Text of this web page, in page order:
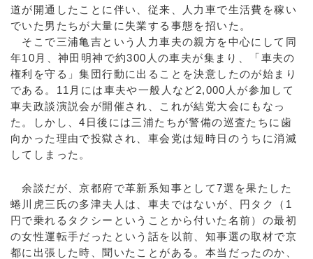
道が開通したことに伴い、従来、人力車で生活費を稼い
でいた男たちが大量に失業する事態を招いた。
そこで三浦亀吉という人力車夫の親方を中心にして同
年10月、神田明神で約300人の車夫が集まり、「車夫の
権利を守る」集団行動に出ることを決意したのが始まり
である。11月には車夫や一般人など2,000人が参加して
車夫政談演説会が開催され、これが結党大会にもなっ
た。しかし、4日後には三浦たちが警備の巡査たちに歯
向かった理由で投獄され、車会党は短時日のうちに消滅
してしまった。
余談だが、京都府で革新系知事として7選を果たした
蜷川虎三氏の多津夫人は、車夫ではないが、円タク（1
円で乗れるタクシーということから付いた名前）の最初
の女性運転手だったという話を以前、知事選の取材で京
都に出張した時、聞いたことがある。本当だったのか、